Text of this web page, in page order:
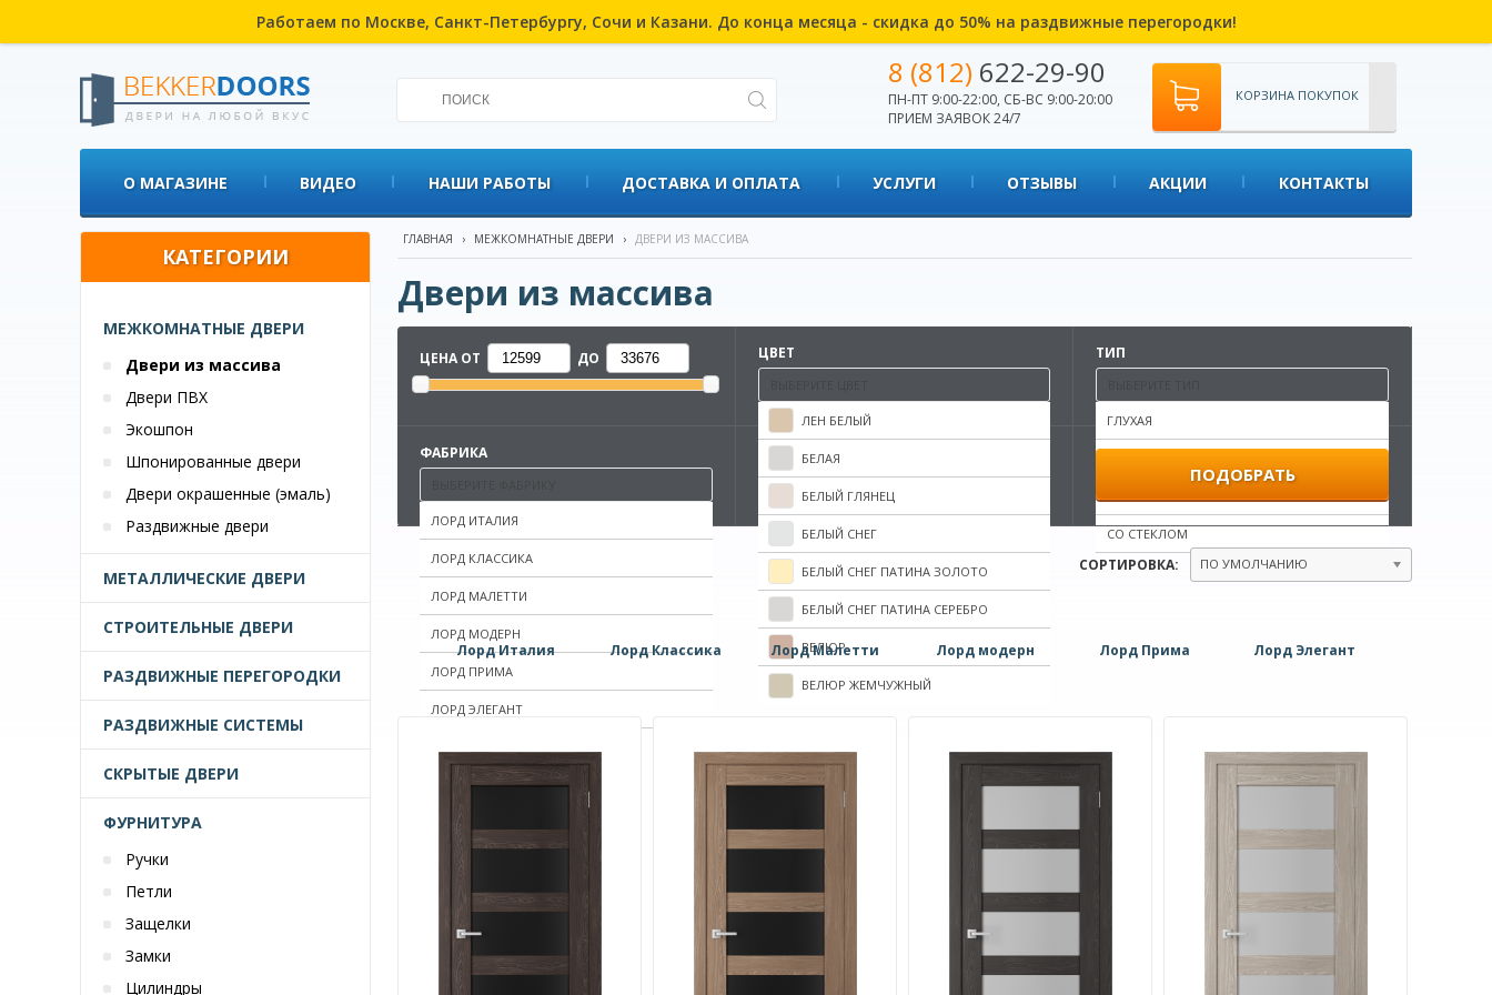
Работаем по Москве, Санкт-Петербургу, Сочи и Казани. До конца месяца - скидка до 50% на раздвижные перегородки!
8 (812) 622-29-90
ПН-ПТ 9:00-22:00, СБ-ВС 9:00-20:00
ПРИЕМ ЗАЯВОК 24/7
КОРЗИНА ПОКУПОК
О МАГАЗИНЕ ВИДЕО НАШИ РАБОТЫ ДОСТАВКА И ОПЛАТА УСЛУГИ ОТЗЫВЫ АКЦИИ КОНТАКТЫ
КАТЕГОРИИ
МЕЖКОМНАТНЫЕ ДВЕРИ
Двери из массива
Двери ПВХ
Экошпон
Шпонированные двери
Двери окрашенные (эмаль)
Раздвижные двери
МЕТАЛЛИЧЕСКИЕ ДВЕРИ
СТРОИТЕЛЬНЫЕ ДВЕРИ
РАЗДВИЖНЫЕ ПЕРЕГОРОДКИ
РАЗДВИЖНЫЕ СИСТЕМЫ
СКРЫТЫЕ ДВЕРИ
ФУРНИТУРА
Ручки
Петли
Защелки
Замки
Цилиндры
ГЛАВНАЯ › МЕЖКОМНАТНЫЕ ДВЕРИ › ДВЕРИ ИЗ МАССИВА
Двери из массива
ЦЕНА ОТ ДО ЦВЕТ
ЛЕН БЕЛЫЙ
БЕЛАЯ
БЕЛЫЙ ГЛЯНЕЦ
БЕЛЫЙ СНЕГ
БЕЛЫЙ СНЕГ ПАТИНА ЗОЛОТО
БЕЛЫЙ СНЕГ ПАТИНА СЕРЕБРО
ВЕЛЮР
ВЕЛЮР ЖЕМЧУЖНЫЙ
ВЕЛЮР ЧЕРНЫЙ
ГРУША
ТИП
ГЛУХАЯ
ГЛУХОЕ С ФРЕЗЕРОВКОЙ
СО СТЕКЛОМ
ФАБРИКА
ЛОРД ИТАЛИЯ
ЛОРД КЛАССИКА
ЛОРД МАЛЕТТИ
ЛОРД МОДЕРН
ЛОРД ПРИМА
ЛОРД ЭЛЕГАНТ
ПОДОБРАТЬ
СОРТИРОВКА: ПО УМОЛЧАНИЮ
Лорд Италия Лорд Классика Лорд Малетти Лорд модерн Лорд Прима Лорд Элегант